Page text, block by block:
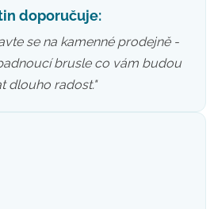
doporučuje:
se na kamenné prodejně -
brusle co vám budou
dlouho radost."